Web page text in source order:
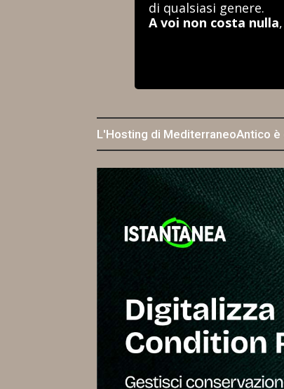
di qualsiasi genere.
A voi non costa nulla
L'Hosting di MediterraneoAntico